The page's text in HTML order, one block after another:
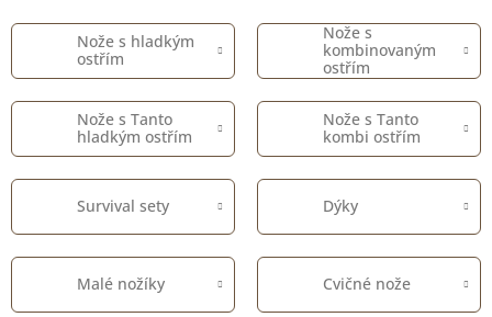
Nože s hladkým
ostřím
Nože s
kombinovaným
ostřím
Nože s Tanto
hladkým ostřím
Nože s Tanto
kombi ostřím
Survival sety Dýky
Malé nožíky Cvičné nože